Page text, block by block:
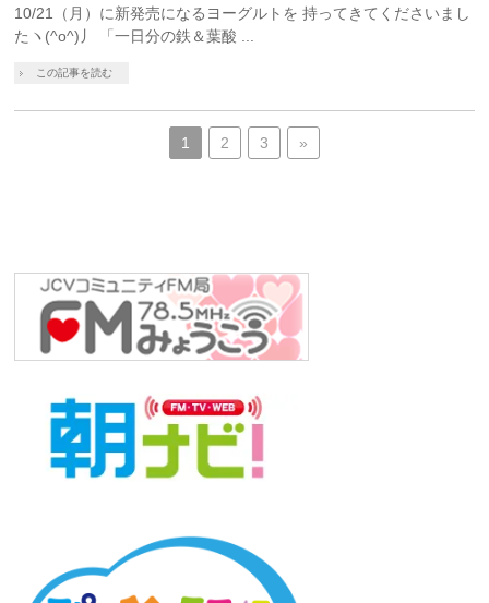
10/21（月）に新発売になるヨーグルトを 持ってきてくださいまし
たヽ(^o^)丿 「一日分の鉄＆葉酸 ...
この記事を読む
1 2 3 »